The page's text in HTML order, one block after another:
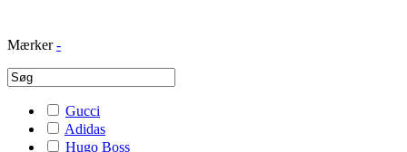
Mærker -
Gucci
Adidas
Hugo Boss